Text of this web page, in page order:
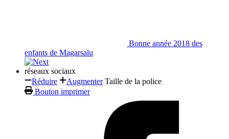
Bonne année 2018 des
enfants de Magarsalu
réseaux sociaux
Réduire
Augmenter Taille de la police
Bouton imprimer